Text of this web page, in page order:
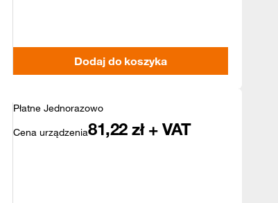
Dodaj do koszyka
Płatne Jednorazowo
Cena urządzenia81,22 zł + VAT